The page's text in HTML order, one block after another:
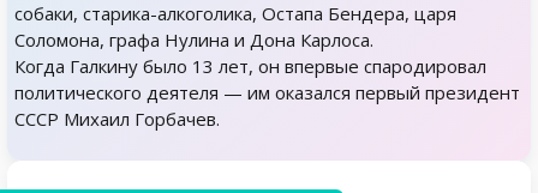
собаки, старика-алкоголика, Остапа Бендера, царя
Соломона, графа Нулина и Дона Карлоса.
Когда Галкину было 13 лет, он впервые спародировал
политического деятеля — им оказался первый президент
СССР Михаил Горбачев.